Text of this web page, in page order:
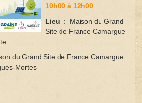
10h00 à 12h00
Lieu : Maison du Grand
Site de France Camargue
du Grand Site de France Camargue
Mortes